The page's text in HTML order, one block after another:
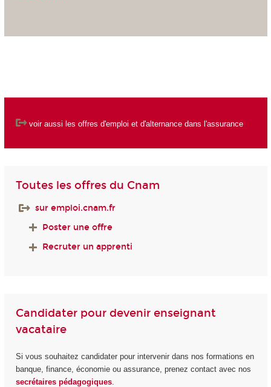
voir aussi les offres d'emploi et d'alternance dans l'assurance
Toutes les offres du Cnam
sur emploi.cnam.fr
Poster une offre
Recruter un apprenti
Candidater pour devenir enseignant
vacataire
Si vous souhaitez candidater pour intervenir dans nos formations en
banque, finance, économie ou assurance, prenez contact avec nos
secrétaires pédagogiques.